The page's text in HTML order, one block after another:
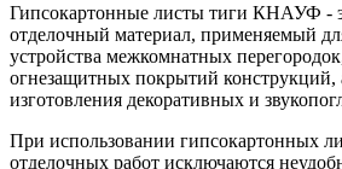
Гипсокартонные листы тиги КНАУФ -
отделочный материал, применяемый
устройства межкомнатных
огнезащитных покрытий конструкций,
изготовления декоративных и
При использовании гипсокартонных
отделочных работ исключаются